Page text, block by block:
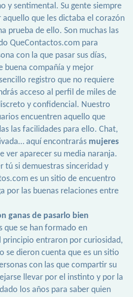
y sentimental. Su gente siempre
que les dictaba el corazón
prueba de ello. Son muchas las
QueContactos.com para
con la que pasar sus días,
buena compañía y mejor
registro que no requiere
acceso al perfil de miles de
y confidencial. Nuestro
encuentren aquello que
las facilidades para ello. Chat,
aquí encontrarás mujeres
ver aparecer su media naranja.
tú si demuestras sinceridad y
es un sitio de encuentro
por las buenas relaciones entre
ganas de pasarlo bien
que se han formado en
principio entraron por curiosidad,
se dieron cuenta que es un sitio
con las que compartir su
llevar por el instinto y por la
los años para saber quien